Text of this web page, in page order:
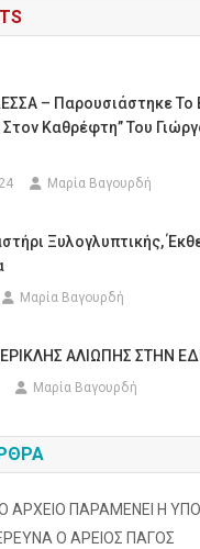
– Παρουσιάστηκε Το
Καθρέφτη” Του
Μαρία Βαγουρδή
Ξυλογλυπτικής,
Μαρία Βαγουρδή
ΑΛΙΩΠΗΣ ΣΤΗΝ
Μαρία Βαγουρδή
ΑΡΧΕΙΟ ΠΑΡΑΜΕΝΕΙ Η
Ο ΑΡΕΙΟΣ ΠΑΓΟΣ